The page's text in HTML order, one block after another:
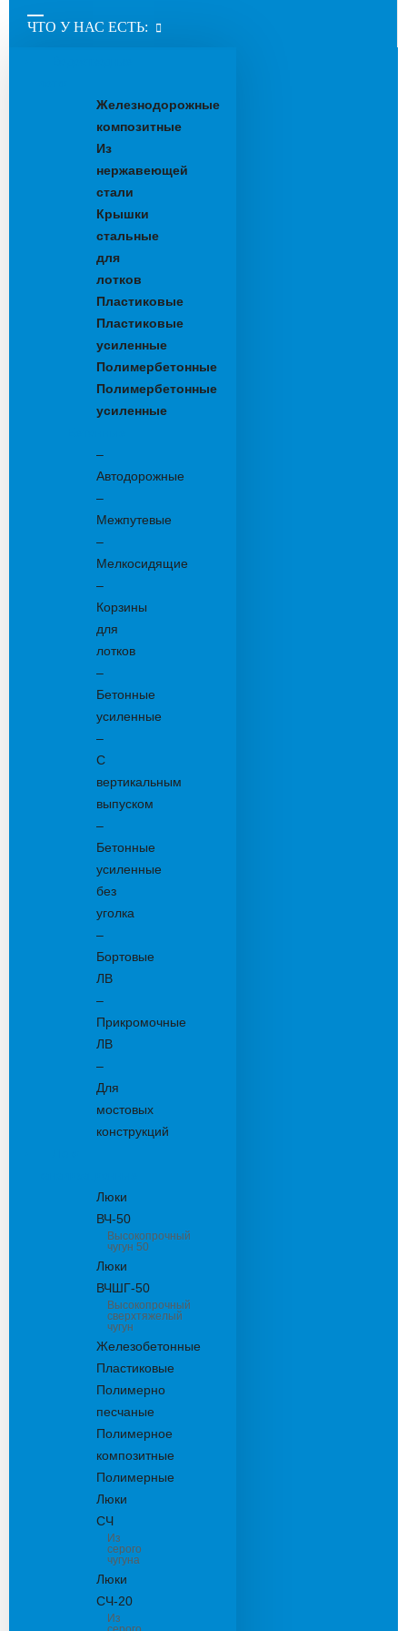
ЧТО У НАС ЕСТЬ:
Железнодорожные
композитные
Из
нержавеющей
стали
Крышки
стальные
для
лотков
Пластиковые
Пластиковые
усиленные
Полимербетонные
Полимербетонные
усиленные
–
Автодорожные
–
Межпутевые
–
Мелкосидящие
–
Корзины
для
лотков
–
Бетонные
усиленные
–
С
вертикальным
выпуском
–
Бетонные
усиленные
без
уголка
–
Бортовые
ЛВ
–
Прикромочные
ЛВ
–
Для
мостовых
конструкций
Люки
ВЧ-50
Высокопрочный
чугун 50
Люки
ВЧШГ-50
Высокопрочный
сверхтяжелый
чугун
Железобетонные
Пластиковые
Полимерно
песчаные
Полимерное
композитные
Полимерные
Люки
СЧ
Из
серого
чугуна
Люки
СЧ-20
Из